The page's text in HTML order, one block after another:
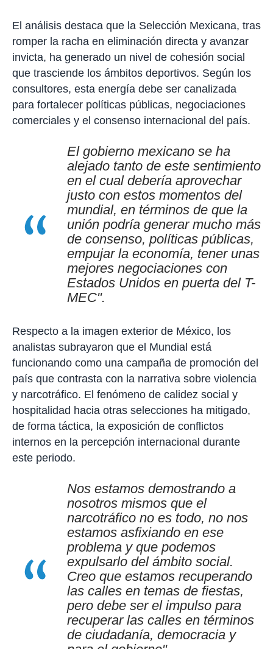
El análisis destaca que la Selección Mexicana, tras
romper la racha en eliminación directa y avanzar
invicta, ha generado un nivel de cohesión social
que trasciende los ámbitos deportivos. Según los
consultores, esta energía debe ser canalizada
para fortalecer políticas públicas, negociaciones
comerciales y el consenso internacional del país.
El gobierno mexicano se ha
alejado tanto de este sentimiento
en el cual debería aprovechar
justo con estos momentos del
mundial, en términos de que la
unión podría generar mucho más
de consenso, políticas públicas,
empujar la economía, tener unas
mejores negociaciones con
Estados Unidos en puerta del T-
MEC".
Respecto a la imagen exterior de México, los
analistas subrayaron que el Mundial está
funcionando como una campaña de promoción del
país que contrasta con la narrativa sobre violencia
y narcotráfico. El fenómeno de calidez social y
hospitalidad hacia otras selecciones ha mitigado,
de forma táctica, la exposición de conflictos
internos en la percepción internacional durante
este periodo.
Nos estamos demostrando a
nosotros mismos que el
narcotráfico no es todo, no nos
estamos asfixiando en ese
problema y que podemos
expulsarlo del ámbito social.
Creo que estamos recuperando
las calles en temas de fiestas,
pero debe ser el impulso para
recuperar las calles en términos
de ciudadanía, democracia y